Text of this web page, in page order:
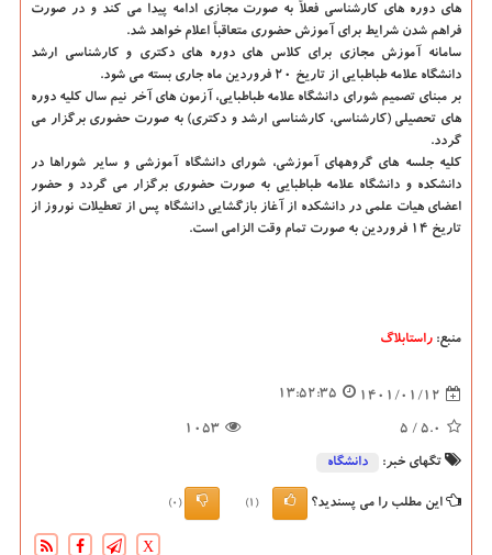
های دوره های کارشناسی فعلاً به صورت مجازی ادامه پیدا می کند و در صورت
فراهم شدن شرایط برای آموزش حضوری متعاقباً اعلام خواهد شد.
سامانه آموزش مجازی برای کلاس های دوره های دکتری و کارشناسی ارشد
دانشگاه علامه طباطبایی از تاریخ ۲۰ فروردین ماه جاری بسته می شود.
بر مبنای تصمیم شورای دانشگاه علامه طباطبایی، آزمون های آخر نیم سال کلیه دوره
های تحصیلی (کارشناسی، کارشناسی ارشد و دکتری) به صورت حضوری برگزار می
گردد.
کلیه جلسه های گروههای آموزشی، شورای دانشگاه آموزشی و سایر شوراها در
دانشکده و دانشگاه علامه طباطبایی به صورت حضوری برگزار می گردد و حضور
اعضای هیات علمی در دانشکده از آغاز بازگشایی دانشگاه پس از تعطیلات نوروز از
تاریخ ۱۴ فروردین به صورت تمام وقت الزامی است.
منبع: راستابلاگ
1401/01/12
13:52:35
5.0
/ 5
1053
تگهای خبر: دانشگاه‌
این مطلب را می پسندید؟ (1)
(0)
X